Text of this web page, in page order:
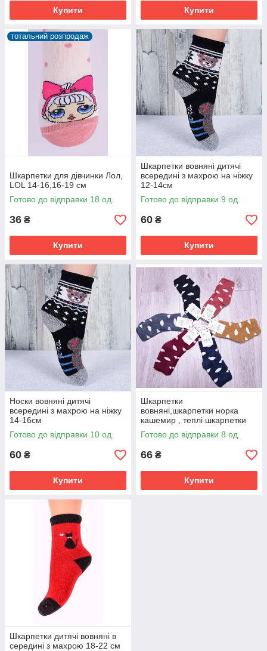
Купити Купити
тотальний розпродаж
Шкарпетки для дівчинки Лол,
LOL 14-16,16-19 см
Готово до відправки 18 од.
36 ₴
Купити
Шкарпетки вовняні дитячі
всередині з махрою на ніжку
12-14см
Готово до відправки 9 од.
60 ₴
Купити
Носки вовняні дитячі
всередині з махрою на ніжку
14-16см
Готово до відправки 10 од.
60 ₴
Купити
Шкарпетки
вовняні,шкарпетки норка
кашемир , теплі шкарпетки
27-31,31-36
Готово до відправки 8 од.
66 ₴
Купити
Шкарпетки дитячі вовняні в
середині з махрою 18-22 см